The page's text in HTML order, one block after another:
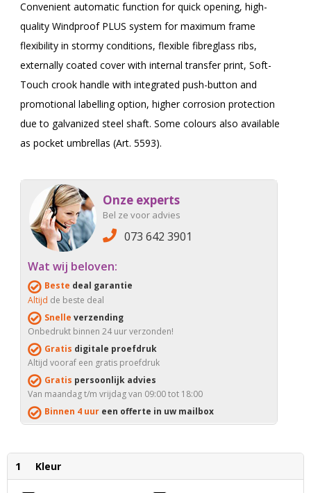
Convenient automatic function for quick opening, high-
quality Windproof PLUS system for maximum frame
flexibility in stormy conditions, flexible fibreglass ribs,
externally coated cover with internal transfer print, Soft-
Touch crook handle with integrated push-button and
promotional labelling option, higher corrosion protection
due to galvanized steel shaft. Some colours also available
as pocket umbrellas (Art. 5593).
Onze experts
Bel ze voor advies
073 642 3901
Wat wij beloven:
Beste deal garantie
Altijd de beste deal
Snelle verzending
Onbedrukt binnen 24 uur verzonden!
Gratis digitale proefdruk
Altijd vooraf een gratis proefdruk
Gratis persoonlijk advies
Van maandag t/m vrijdag van 09:00 tot 18:00
Binnen 4 uur een offerte in uw mailbox
1 Kleur